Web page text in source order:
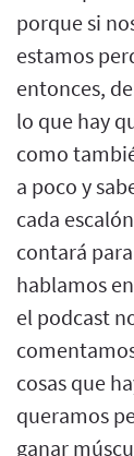
porque si
estamos
entonces,
lo que hay
como
a poco y
cada
contará
hablamos
el podcast
cosas que
queramos
ganar